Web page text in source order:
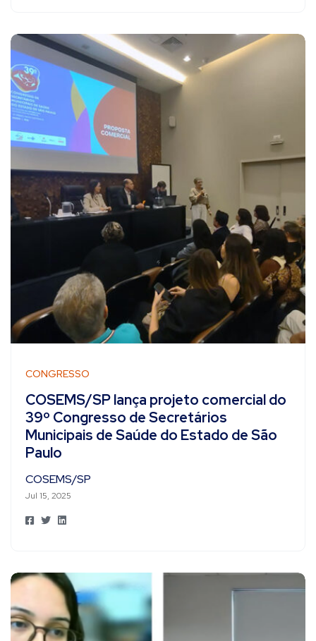
CONGRESSO
COSEMS/SP lança projeto comercial do
39º Congresso de Secretários
Municipais de Saúde do Estado de São
Paulo
COSEMS/SP
Jul 15, 2025